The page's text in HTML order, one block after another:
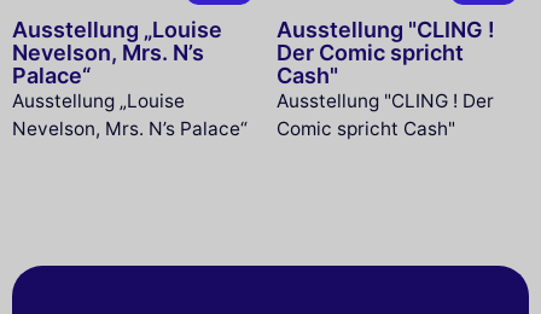
Ausstellung „Louise
Nevelson, Mrs. N’s
Palace“
Ausstellung „Louise
Nevelson, Mrs. N’s Palace“
Ausstellung "CLING !
Der Comic spricht
Cash"
Ausstellung "CLING ! Der
Comic spricht Cash"